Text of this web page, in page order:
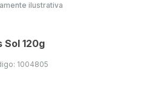
ilustrativa
Sol 120g
1004805